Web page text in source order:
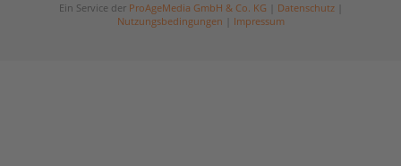
Ein Service der ProAgeMedia GmbH & Co. KG Datenschutz|
Nutzungsbedingungen
Impressum